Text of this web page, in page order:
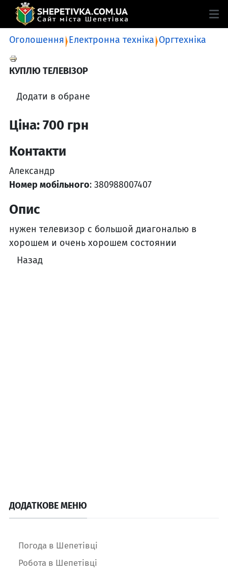
Оголошення Електронна техніка Оргтехніка
КУПЛЮ ТЕЛЕВIЗОР
Додати в обране
Ціна: 700 грн
Контакти
Александр
Номер мобільного: 380988007407
Опис
нужен телевизор с большой диагональю в
хорошем и очень хорошем состоянии
Назад
ДОДАТКОВЕ МЕНЮ
Погода в Шепетівці
Робота в Шепетівці